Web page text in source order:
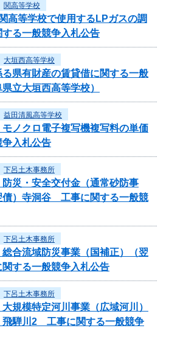
関高等学校
高等学校で使用するLPガスの調
る一般競争入札公告
大垣西高等学校
県有財産の賃貸借に関する一般
立大垣西高等学校）
益田清風高等学校
ノクロ電子複写機複写料の単価
入札公告
下呂土木事務所
災・安全交付金（通常砂防事
債）寺洞谷 工事に関する一般競
下呂土木事務所
合流域防災事業（国補正）（翌
する一般競争入札公告
下呂土木事務所
規模特定河川事業（広域河川）
飛騨川2 工事に関する一般競争